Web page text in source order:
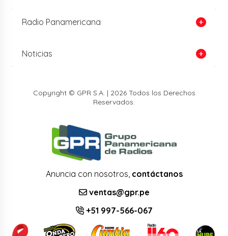
Radio Panamericana
Noticias
Copyright © GPR S.A. | 2026 Todos los Derechos
Reservados.
Anuncia con nosotros, contáctanos
ventas@gpr.pe
+51 997-566-067